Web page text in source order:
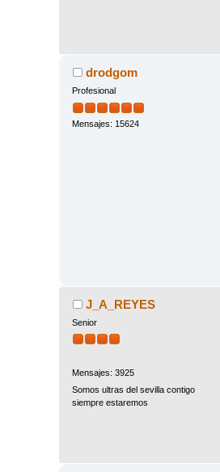
drodgom
Profesional
Mensajes: 15624
J_A_REYES
Senior
Mensajes: 3925
Somos ultras del sevilla contigo
siempre estaremos